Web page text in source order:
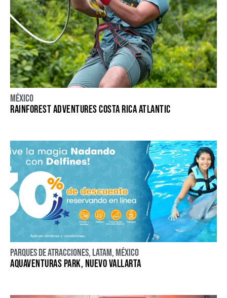
México
RAINFOREST ADVENTURES COSTA RICA ATLANTIC
Parques de atracciones,LATAM,México
AQUAVENTURAS PARK, NUEVO VALLARTA